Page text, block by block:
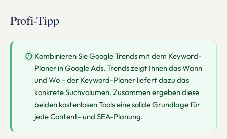
Profi-Tipp
Kombinieren Sie Google Trends mit dem Keyword-
Planer in Google Ads. Trends zeigt Ihnen das Wann
und Wo – der Keyword-Planer liefert dazu das
konkrete Suchvolumen. Zusammen ergeben diese
beiden kostenlosen Tools eine solide Grundlage für
jede Content- und SEA-Planung.